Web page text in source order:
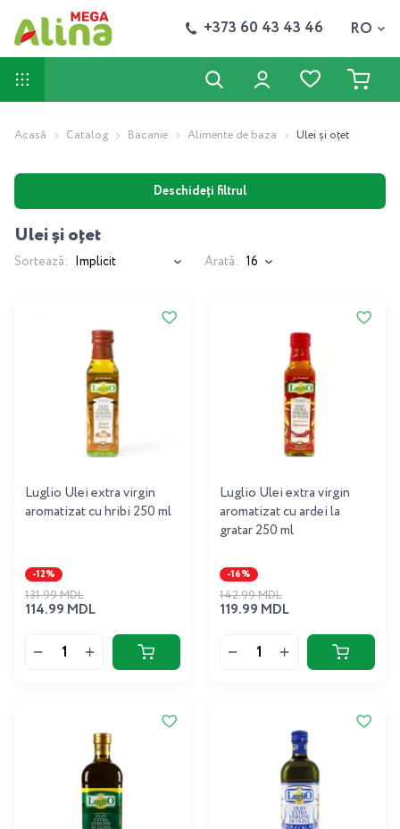
+373 60 43 43 46 RO
Acasă Catalog Bacanie Alimente de baza Ulei și oțet
Deschideți filtrul
Ulei și oțet
Sortează: Arată:
Luglio Ulei extra virgin
aromatizat cu hribi 250 ml
-12%
114.99 MDL
131.99 MDL
Luglio Ulei extra virgin
aromatizat cu ardei la
gratar 250 ml
-16%
119.99 MDL
142.99 MDL